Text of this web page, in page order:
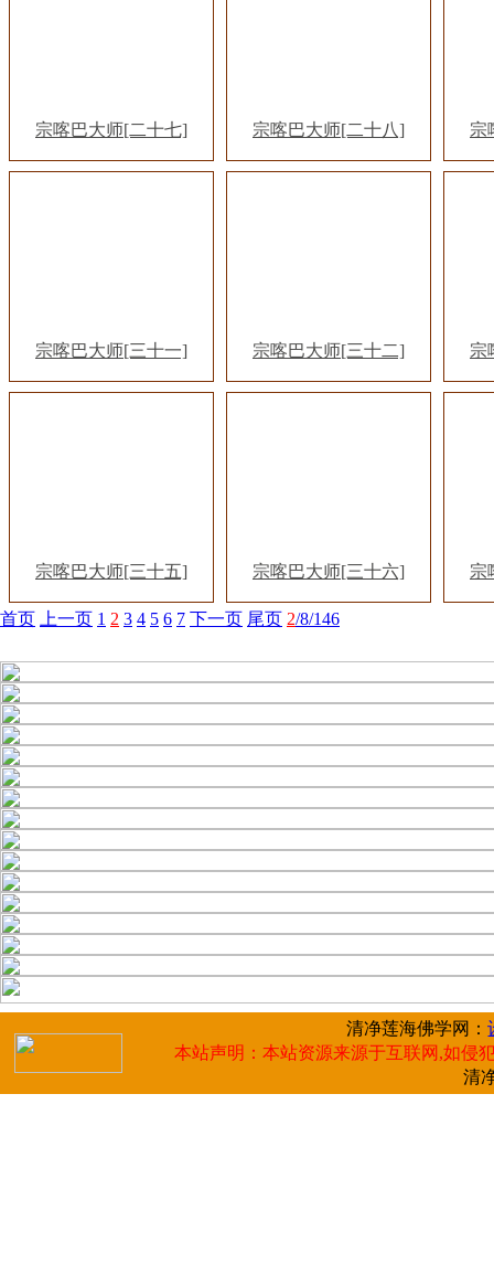
宗喀巴大师[二十七] 宗喀巴大师[二十八] 宗
宗喀巴大师[三十一] 宗喀巴大师[三十二] 宗
宗喀巴大师[三十五] 宗喀巴大师[三十六] 宗
首页 上一页 1 2 3 4 5 6 7 下一页 尾页 2/8/146
清净莲海佛学网：
本站声明：本站资源来源于互联网,如侵
清